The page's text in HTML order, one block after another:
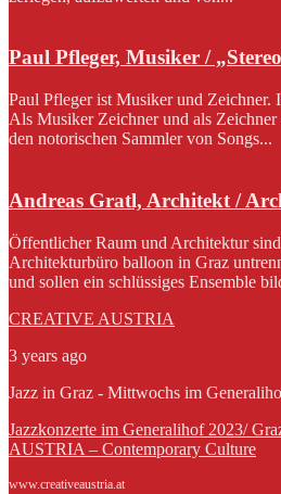
Paul Pfleger, Musiker /
Paul Pfleger ist Musiker und Zeichner.
Als Musiker Zeichner und als
den notorischen Sammler von Songs...
Andreas Gratl, Architekt /
Öffentlicher Raum und Architektur
Architekturbüro balloon in Graz
und sollen ein schlüssiges Ensemble
CREATIVE AUSTRIA
3 years ago
Jazz in Graz - Mittwochs im
Jazzkonzerte im Generalihof 2023/
AUSTRIA – Contemporary Culture
www.creativeaustria.at